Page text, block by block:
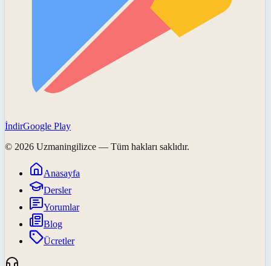
İndirGoogle Play
© 2026 Uzmaningilizce — Tüm hakları saklıdır.
Anasayfa
Dersler
Yorumlar
Blog
Ücretler